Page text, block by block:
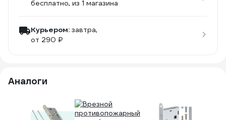
бесплатно, из 1 магазина
Курьером: завтра,
от 290 ₽
Аналоги